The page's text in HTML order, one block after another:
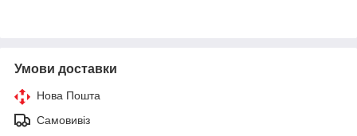
Умови доставки
Нова Пошта
Самовивіз